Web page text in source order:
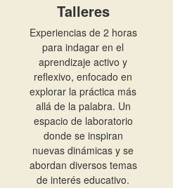
Talleres
Experiencias de 2 horas
para indagar en el
aprendizaje activo y
reflexivo, enfocado en
explorar la práctica más
allá de la palabra. Un
espacio de laboratorio
donde se inspiran
nuevas dinámicas y se
abordan diversos temas
de interés educativo.